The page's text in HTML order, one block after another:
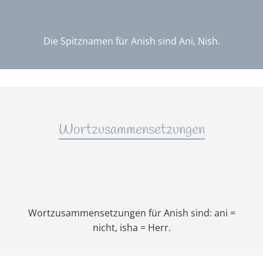
Die Spitznamen für Anish sind Ani, Nish.
Wortzusammensetzungen
Wortzusammensetzungen für Anish sind: ani =
nicht, isha = Herr.